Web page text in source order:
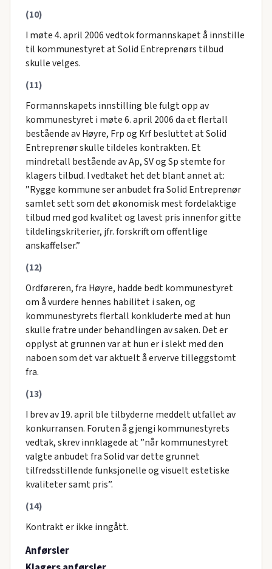
(10)
I møte 4. april 2006 vedtok formannskapet å innstille
til kommunestyret at Solid Entreprenørs tilbud
skulle velges.
(11)
Formannskapets innstilling ble fulgt opp av
kommunestyret i møte 6. april 2006 da et flertall
bestående av Høyre, Frp og Krf besluttet at Solid
Entreprenør skulle tildeles kontrakten. Et
mindretall bestående av Ap, SV og Sp stemte for
klagers tilbud. I vedtaket het det blant annet at:
”Rygge kommune ser anbudet fra Solid Entreprenør
samlet sett som det økonomisk mest fordelaktige
tilbud med god kvalitet og lavest pris innenfor gitte
tildelingskriterier, jfr. forskrift om offentlige
anskaffelser.”
(12)
Ordføreren, fra Høyre, hadde bedt kommunestyret
om å vurdere hennes habilitet i saken, og
kommunestyrets flertall konkluderte med at hun
skulle fratre under behandlingen av saken. Det er
opplyst at grunnen var at hun er i slekt med den
naboen som det var aktuelt å erverve tilleggstomt
fra.
(13)
I brev av 19. april ble tilbyderne meddelt utfallet av
konkurransen. Foruten å gjengi kommunestyrets
vedtak, skrev innklagede at ”når kommunestyret
valgte anbudet fra Solid var dette grunnet
tilfredsstillende funksjonelle og visuelt estetiske
kvaliteter samt pris”.
(14)
Kontrakt er ikke inngått.
Anførsler